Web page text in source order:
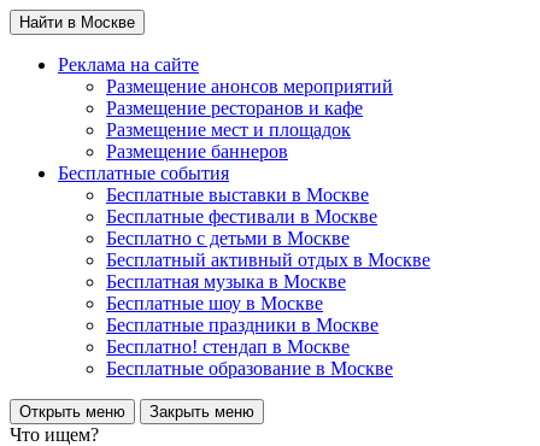
Найти в Москве
Реклама на сайте
Размещение анонсов мероприятий
Размещение ресторанов и кафе
Размещение мест и площадок
Размещение баннеров
Бесплатные события
Бесплатные выставки в Москве
Бесплатные фестивали в Москве
Бесплатно с детьми в Москве
Бесплатный активный отдых в Москве
Бесплатная музыка в Москве
Бесплатные шоу в Москве
Бесплатные праздники в Москве
Бесплатно! стендап в Москве
Бесплатные образование в Москве
Открыть меню Закрыть меню
Что ищем?